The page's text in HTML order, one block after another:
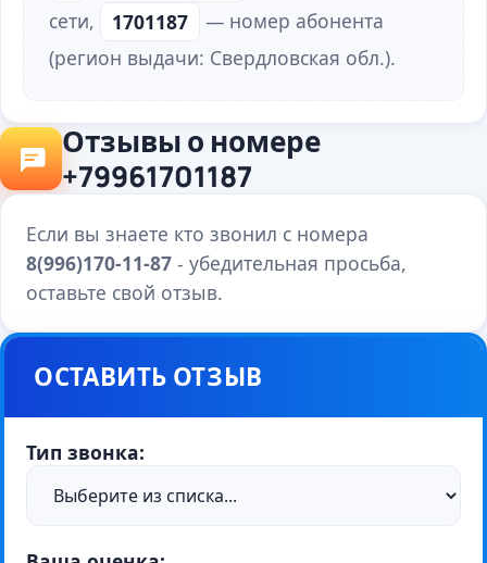
сети,
1701187
— номер абонента
(регион выдачи: Свердловская обл.).
Отзывы о номере
+79961701187
Если вы знаете кто звонил с номера
8(996)170-11-87- убедительная просьба,
оставьте свой отзыв.
ОСТАВИТЬ ОТЗЫВ
Тип звонка: